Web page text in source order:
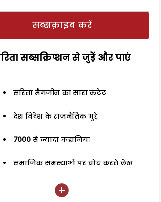
सब्सक्राइब करें
सब्सक्रिप्शन से जुड़ेें और पाएं
सरिता मैगजीन का सारा कंटेंट
देश विदेश के राजनैतिक मुद्दे
7000 से ज्यादा कहानियां
समाजिक समस्याओं पर चोट करते लेख